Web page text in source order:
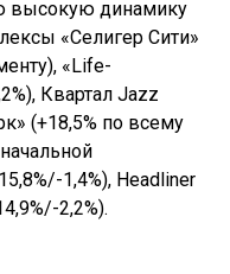
высокую динамику
«Селигер Сити»
«Life-
Квартал Jazz
(+18,5% по всему
1,4%), Headliner
2,2%).